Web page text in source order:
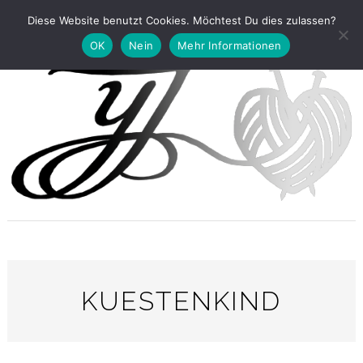
KUESTENKIND
Diese Website benutzt Cookies. Möchtest Du dies zulassen?
OK
Nein Mehr Informationen